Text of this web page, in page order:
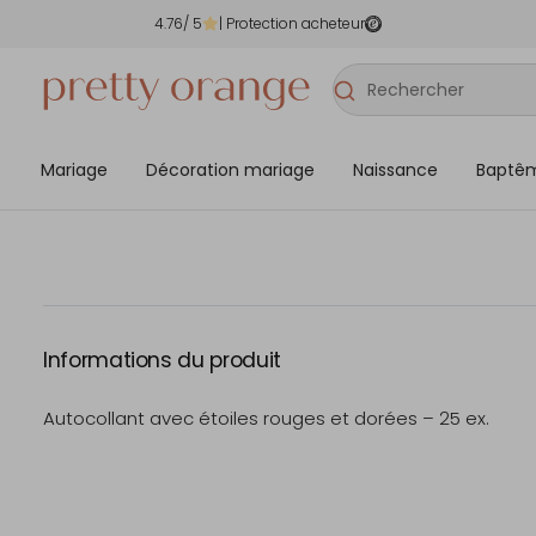
4.76/ 5 | Protection acheteur
Mariage Décoration mariage Naissance
Informations du produit
Autocollant avec étoiles rouges et dorées – 25 ex.